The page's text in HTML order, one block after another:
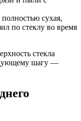
полностью сухая,
по стеклу во время
стекла
шагу —